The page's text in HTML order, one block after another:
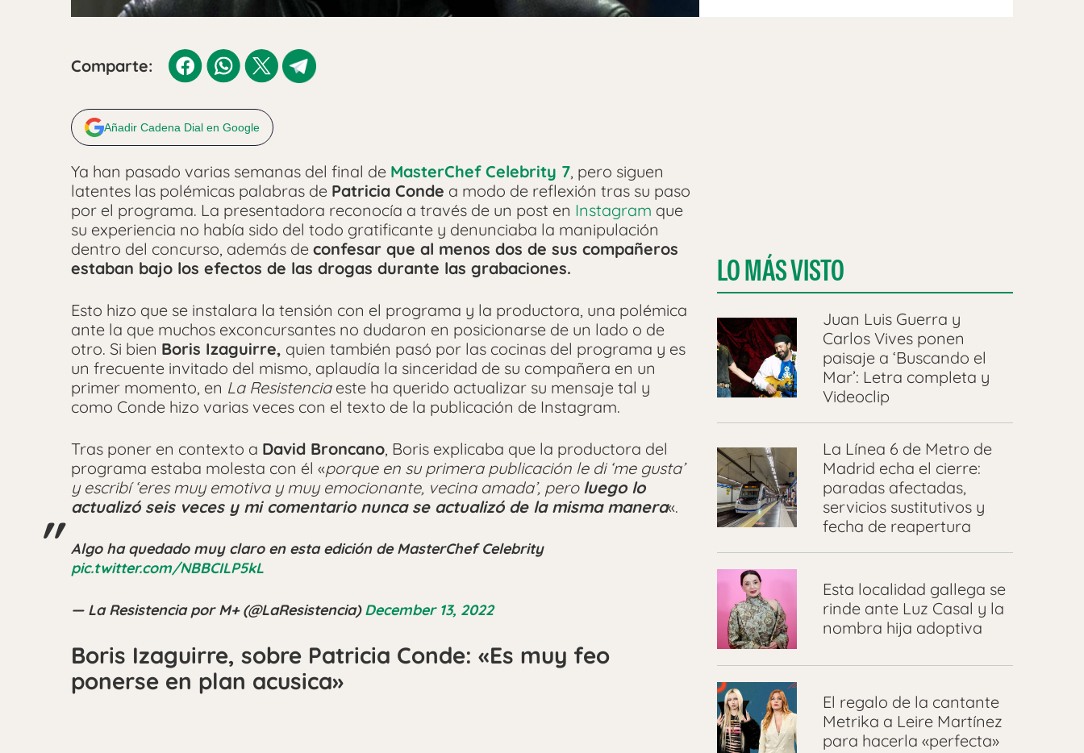
Comparte:
Añadir Cadena Dial en Google
Ya han pasado varias semanas del final de MasterChef Celebrity 7, pero siguen
latentes las polémicas palabras de Patricia Conde a modo de reflexión tras su paso
por el programa. La presentadora reconocía a través de un post en Instagram que
su experiencia no había sido del todo gratificante y denunciaba la manipulación
dentro del concurso, además de confesar que al menos dos de sus compañeros
estaban bajo los efectos de las drogas durante las grabaciones.
Esto hizo que se instalara la tensión con el programa y la productora, una polémica
ante la que muchos exconcursantes no dudaron en posicionarse de un lado o de
otro. Si bien Boris Izaguirre, quien también pasó por las cocinas del programa y es
un frecuente invitado del mismo, aplaudía la sinceridad de su compañera en un
primer momento, en La Resistenciaeste ha querido actualizar su mensaje tal y
como Conde hizo varias veces con el texto de la publicación de Instagram.
Tras poner en contexto a David Broncano, Boris explicaba que la productora del
programa estaba molesta con él «porque en su primera publicación le di ‘me gusta’
y escribí ‘eres muy emotiva y muy emocionante, vecina amada’, pero luego lo
actualizó seis veces y mi comentario nunca se actualizó de la misma manera«.
Algo ha quedado muy claro en esta edición de MasterChef Celebrity
pic.twitter.com/NBBCILP5kL
— La Resistencia por M+ (@LaResistencia)December 13, 2022
Boris Izaguirre, sobre Patricia Conde: «Es muy feo
ponerse en plan acusica»
LO MÁS VISTO
Juan Luis Guerra y
Carlos Vives ponen
paisaje a ‘Buscando el
Mar’: Letra completa y
Videoclip
La Línea 6 de Metro de
Madrid echa el cierre:
paradas afectadas,
servicios sustitutivos y
fecha de reapertura
Esta localidad gallega se
rinde ante Luz Casal y la
nombra hija adoptiva
El regalo de la cantante
Metrika a Leire Martínez
para hacerla «perfecta»